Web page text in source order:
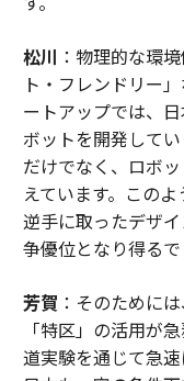
松川 ：物理的な環
ト・フレンドリー
ートアップでは、
ボットを開発して
だけでなく、ロボ
えています。この
逆手に取ったデザ
争優位となり得るで
芳賀 ：そのために
「特区」の活用が
道実験を通じて急